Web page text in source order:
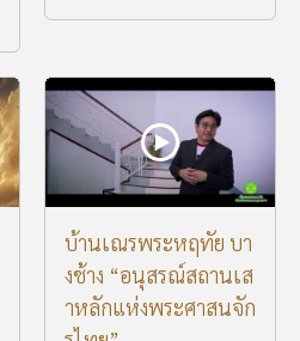
บ้านเณรพระหฤทัย บา
งช้าง “อนุสรณ์สถานเส
าหลักแห่งพระศาสนจัก